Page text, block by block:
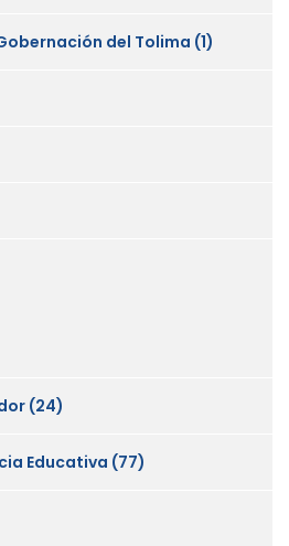
del Tolima (1)
(24)
Educativa (77)